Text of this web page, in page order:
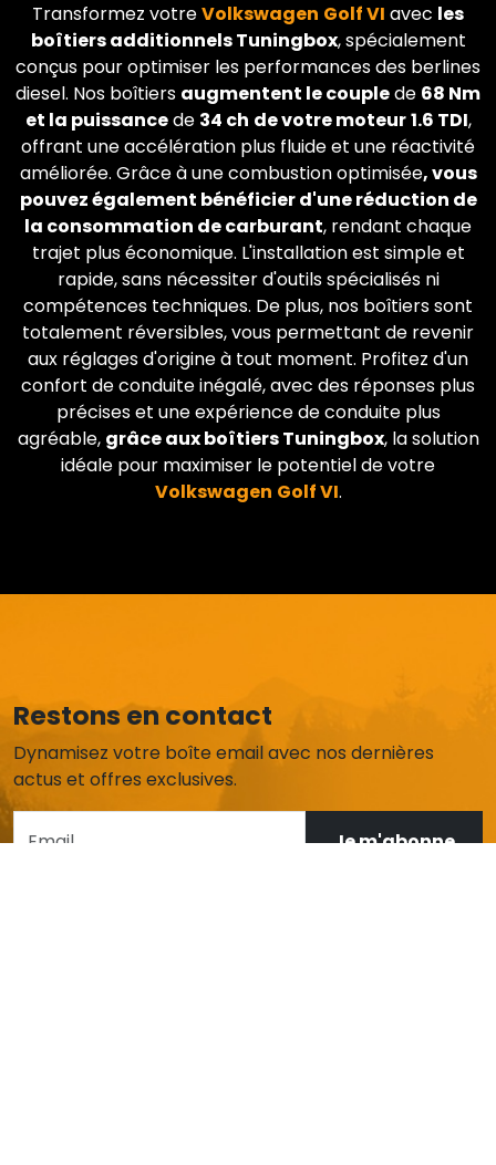
Transformez votreVolkswagen Golf VI avec les
boîtiers additionnels Tuningbox, spécialement
conçus pour optimiser les performances des berlines
diesel. Nos boîtiers augmentent le couplede 68 Nm
et la puissancede 34 ch de votre moteur1.6 TDI,
offrant une accélération plus fluide et une réactivité
améliorée. Grâce à une combustion optimisée, vous
pouvez également bénéficier d'une réduction de
la consommation de carburant, rendant chaque
trajet plus économique. L'installation est simple et
rapide, sans nécessiter d'outils spécialisés ni
compétences techniques. De plus, nos boîtiers sont
totalement réversibles, vous permettant de revenir
aux réglages d'origine à tout moment. Profitez d'un
confort de conduite inégalé, avec des réponses plus
précises et une expérience de conduite plus
agréable, grâce aux boîtiers Tuningbox, la solution
idéale pour maximiser le potentiel de votre
Volkswagen Golf VI.
Restons en contact
Dynamisez votre boîte email avec nos dernières
actus et offres exclusives.
Je m'abonne